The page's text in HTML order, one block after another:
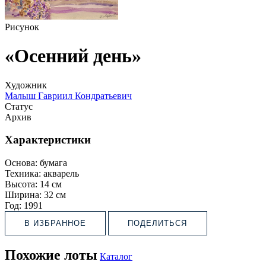
Рисунок
«Осенний день»
Художник
Малыш Гавриил Кондратьевич
Статус
Архив
Характеристики
Основа: бумага
Техника: акварель
Высота: 14 см
Ширина: 32 см
Год: 1991
В ИЗБРАННОЕ ПОДЕЛИТЬСЯ
Похожие лоты Каталог